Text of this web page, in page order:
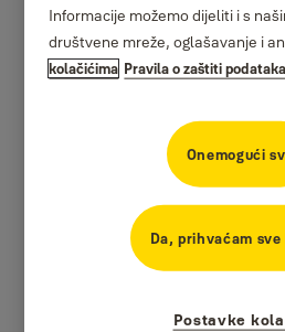
Informacije možemo dijeliti i s
društvene mreže, oglašavanje i
kolačićima Pravila o zaštiti podataka
Onemogući
Da, prihvaćam
Postavke